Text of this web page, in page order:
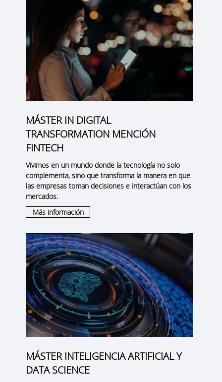
MÁSTER IN DIGITAL
TRANSFORMATION MENCIÓN
FINTECH
Vivimos en un mundo donde la tecnología no solo
complementa, sino que transforma la manera en que
las empresas toman decisiones e interactúan con los
mercados.
Más información
MÁSTER INTELIGENCIA ARTIFICIAL Y
DATA SCIENCE